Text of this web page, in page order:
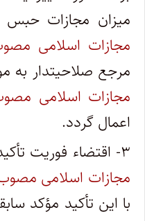
میزان مجازات حبس
مجازات اسلامی مصوب
مرجع صلاحیتدار به
مجازات اسلامی مصوب
اعمال گردد.
۳- اقتضاء فوریت تأکیدی مقنن در ماده ۱۱
مجازات اسلامی مصوب
با این تأکید مؤکد